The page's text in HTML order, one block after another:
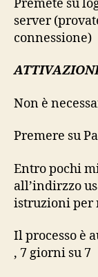
Premete su
server
connessione)
Non è
Premere su
Entro pochi
all’indirzzo
istruzioni per
Il processo è
, 7 giorni su 7